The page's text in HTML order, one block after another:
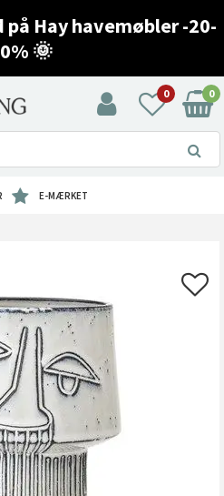
Hay havemøbler -20-
🌞
0 0
E-MÆRKET